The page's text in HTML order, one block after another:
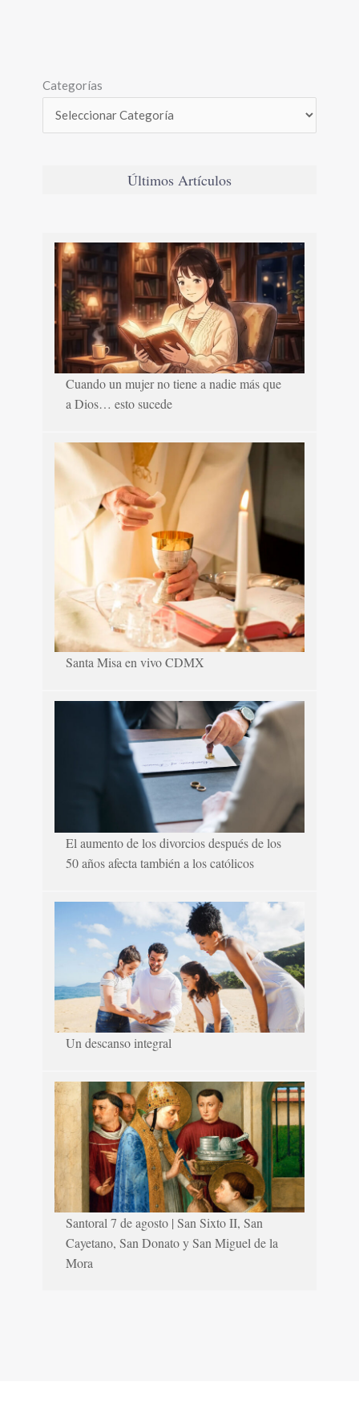
Categorías
Últimos Artículos
Cuando un mujer no tiene a nadie más que
a Dios… esto sucede
Santa Misa en vivo CDMX
El aumento de los divorcios después de los
50 años afecta también a los católicos
Un descanso integral
Santoral 7 de agosto | San Sixto II, San
Cayetano, San Donato y San Miguel de la
Mora